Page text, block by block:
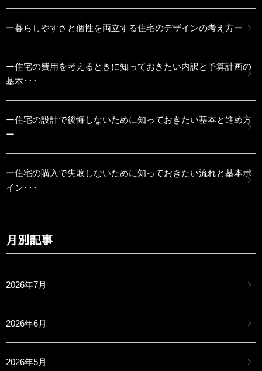
ー暮らしやすさと個性を両立する住宅のデザインの考え方ー
ー住宅の費用を考えるときに知っておきたい内訳と予算計画の
基本･･･
ー住宅の設計で後悔しないために知っておきたい基本と進め方
ー
ー住宅の購入で失敗しないために知っておきたい流れと基本ポ
イン･･･
月別記事
2026年7月
2026年6月
2026年5月